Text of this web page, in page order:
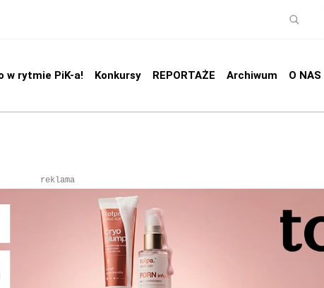
w rytmie PiK-a! Konkursy REPORTAŻE Archiwum O NAS
reklama